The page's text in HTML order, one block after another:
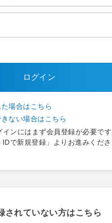
ログイン
場合はこちら
ない場合はこちら
ンにはまず会員登録が必要です
で新規登録」よりお進みくださ
されていない方はこちら